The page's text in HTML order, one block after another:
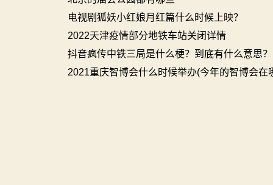
电视剧狐妖小红娘月红篇什么时候上映？
2022天津疫情部分地铁车站关闭详情
抖音疯传中铁三局是什么梗？到底有什么意思？
2021重庆智博会什么时候举办(今年的智博会在